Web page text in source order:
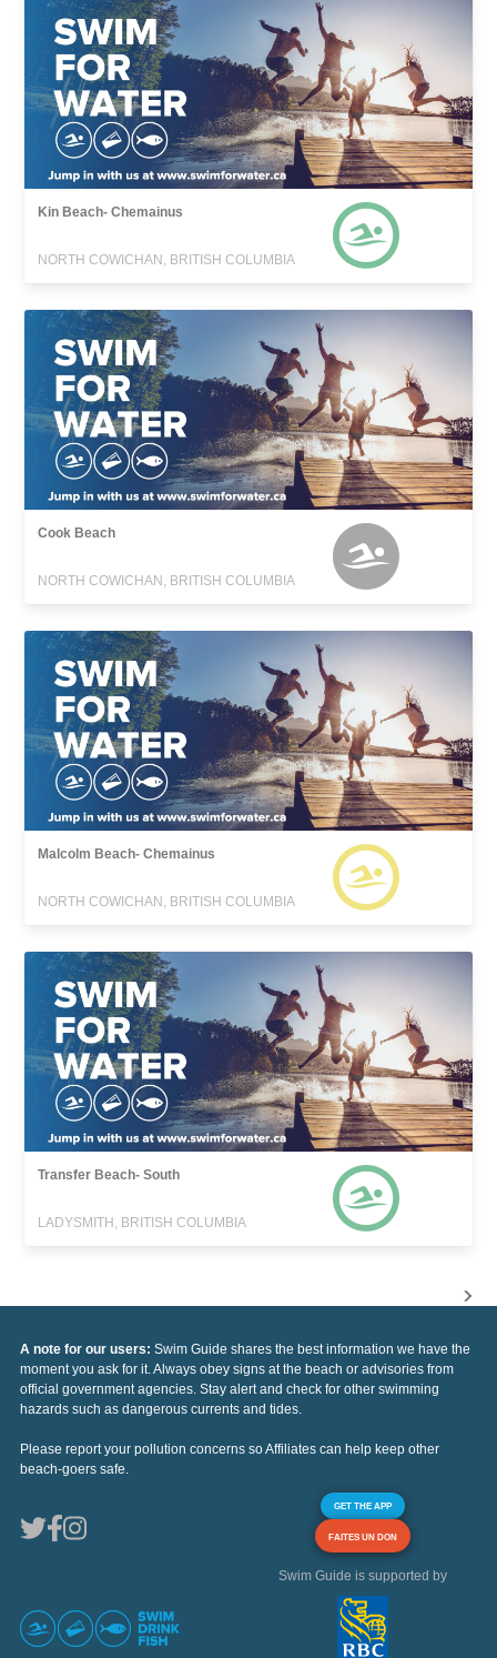
Kin Beach- Chemainus
NORTH COWICHAN, BRITISH COLUMBIA
Cook Beach
NORTH COWICHAN, BRITISH COLUMBIA
Malcolm Beach- Chemainus
NORTH COWICHAN, BRITISH COLUMBIA
Transfer Beach- South
LADYSMITH, BRITISH COLUMBIA
A note for our users: Swim Guide shares the best information we have the
moment you ask for it. Always obey signs at the beach or advisories from
official government agencies. Stay alert and check for other swimming
hazards such as dangerous currents and tides.
Please report your pollution concerns so Affiliates can help keep other
beach-goers safe.
GET THE APP
FAITES UN DON
Swim Guide is supported by